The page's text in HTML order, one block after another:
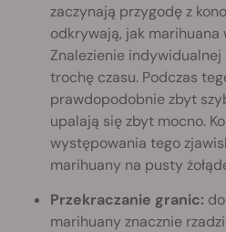
zaczynają przygodę z
odkrywają, jak marihuana
Znalezienie
trochę czasu. Podczas
prawdopodobnie zbyt
upalają się zbyt mocno.
występowania tego
marihuany na pusty
Przekraczanie granic:
marihuany znacznie